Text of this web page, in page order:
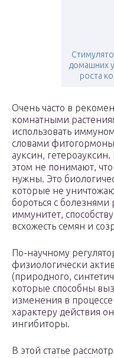
домашних
роста
Очень часто в
комнатными
использовать
словами
ауксин,
этом не понимают,
нужны. Это
которые не
бороться с
иммунитет,
всхожесть семян и
По-научному
физиологически
(природного,
которые способны
изменения в
характеру действия
ингибиторы.
В этой статье